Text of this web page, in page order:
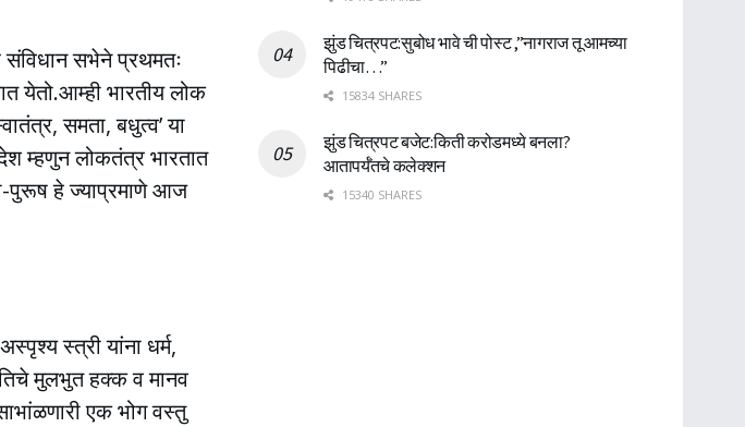
संविधान सभेने प्रथमतः
येतो.आम्ही भारतीय लोक
समता, बधुत्व’ या
म्हणुन लोकतंत्र भारतात
पुरूष हे ज्याप्रमाणे आज
स्त्री यांना धर्म,
मुलभुत हक्क व मानव
एक भोग वस्तु
झुंड चित्रपट:सुबोध भावे ची पोस्ट ,”नागराज तू आमच्या
पिढीचा…”
15834 SHARES
झुंड चित्रपट बजेट:किती करोडमध्ये बनला?
आतापर्यँतचे कलेक्शन
15340 SHARES